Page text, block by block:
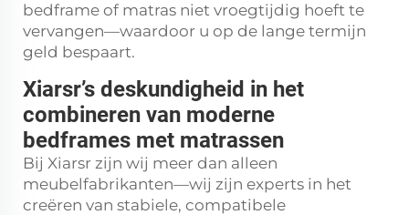
bedframe of matras niet vroegtijdig hoeft te
vervangen—waardoor u op de lange termijn
geld bespaart.
Xiarsr’s deskundigheid in het
combineren van moderne
bedframes met matrassen
Bij Xiarsr zijn wij meer dan alleen
meubelfabrikanten—wij zijn experts in het
creëren van stabiele, compatibele